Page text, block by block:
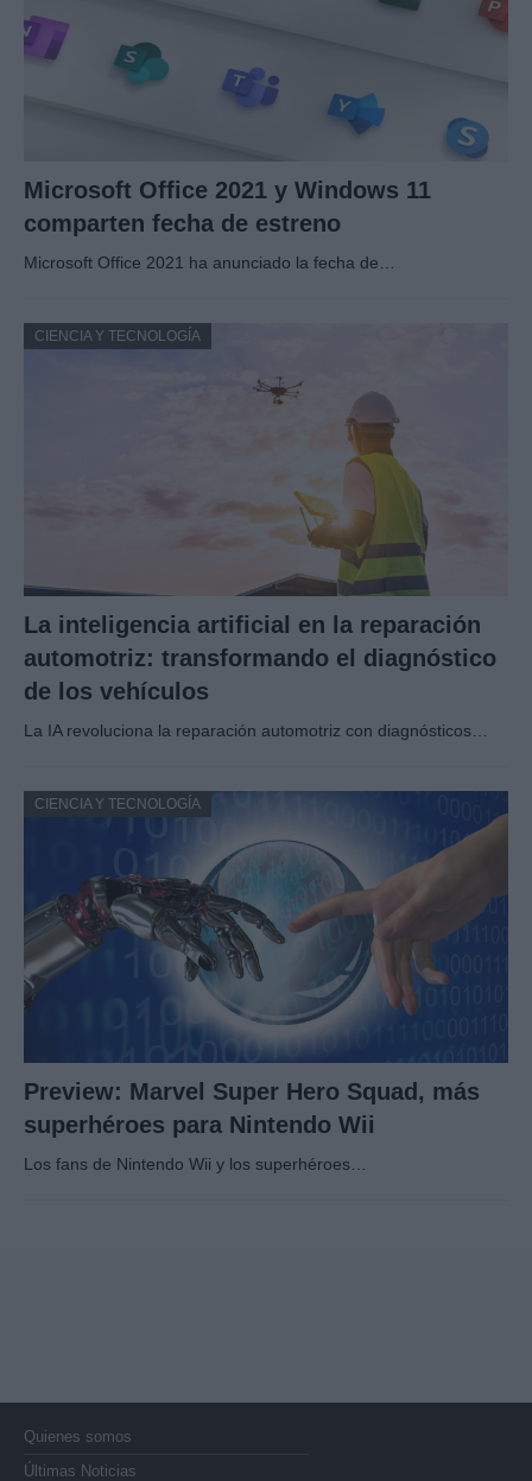
Microsoft Office 2021 y Windows 11
comparten fecha de estreno
Microsoft Office 2021 ha anunciado la fecha de…
CIENCIA Y TECNOLOGÍA
La inteligencia artificial en la reparación
automotriz: transformando el diagnóstico
de los vehículos
La IA revoluciona la reparación automotriz con diagnósticos…
CIENCIA Y TECNOLOGÍA
Preview: Marvel Super Hero Squad, más
superhéroes para Nintendo Wii
Los fans de Nintendo Wii y los superhéroes…
Quienes somos
Últimas Noticias